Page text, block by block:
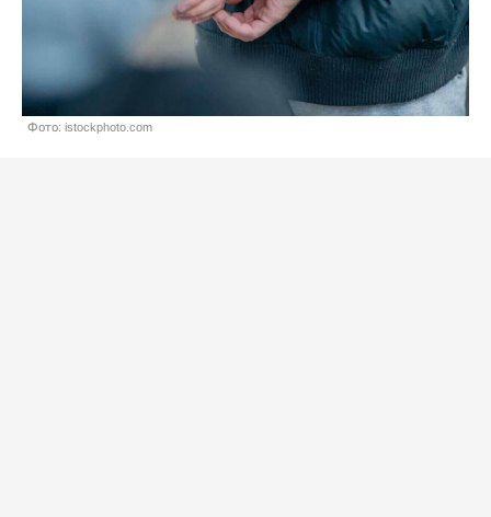
Фото: istockphoto.com